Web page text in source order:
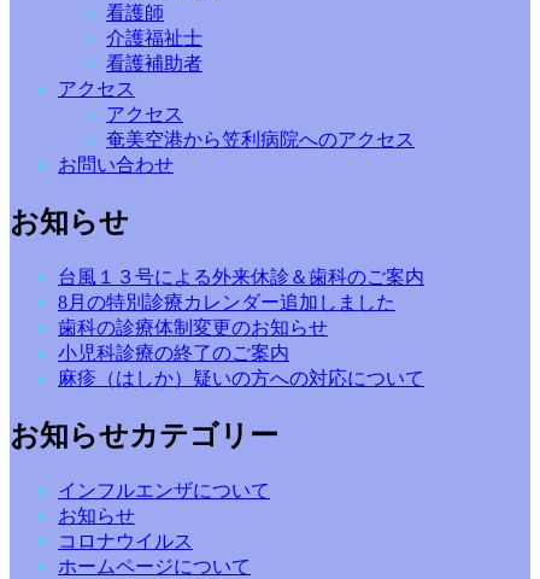
看護師
介護福祉士
看護補助者
アクセス
アクセス
奄美空港から笠利病院へのアクセス
お問い合わせ
お知らせ
台風１３号による外来休診＆歯科のご案内
8月の特別診療カレンダー追加しました
歯科の診療体制変更のお知らせ
小児科診療の終了のご案内
麻疹（はしか）疑いの方への対応について
お知らせカテゴリー
インフルエンザについて
お知らせ
コロナウイルス
ホームページについて